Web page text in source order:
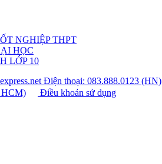
NGHIỆP THPT
HỌC
LỚP 10
Điện thoại: 083.888.0123 (HN)
HCM)
Điều khoản sử dụng